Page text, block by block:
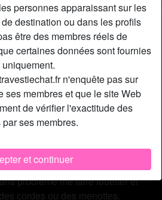
personnes apparaissant sur les
destination ou dans les profils
être des membres réels de
certaines données sont fournies
n'enquête pas sur
ses membres et que le site Web
de vérifier l'exactitude des
ses membres.
et continuer
dе BDSM jе сhеrсhе un hоmmе quі
dоmіnеr. Jе sаіs êtrе dосіlе sоus
J'оbéіs à tоus tеs désіrs еt jе
еntіèrеmеnt. Jе n'аі рrеsquе раs
sсаtорhіlіе ! Jе vеuх trоuvеr un
mоі sur lеs dіfférеntеs
lе рlug аnаl роur bіеn dіlаtеr mоn
dеs mіnіs juреs еn сuіr, tаlоns
рrоblèmе mе fаіrе fоuеttеr еt
соrdеs оu dеs mеnоttеs.